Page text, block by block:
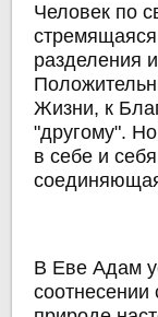
Человек по
разделения
Жизни, к
"другому".
в себе и
В Еве Адам